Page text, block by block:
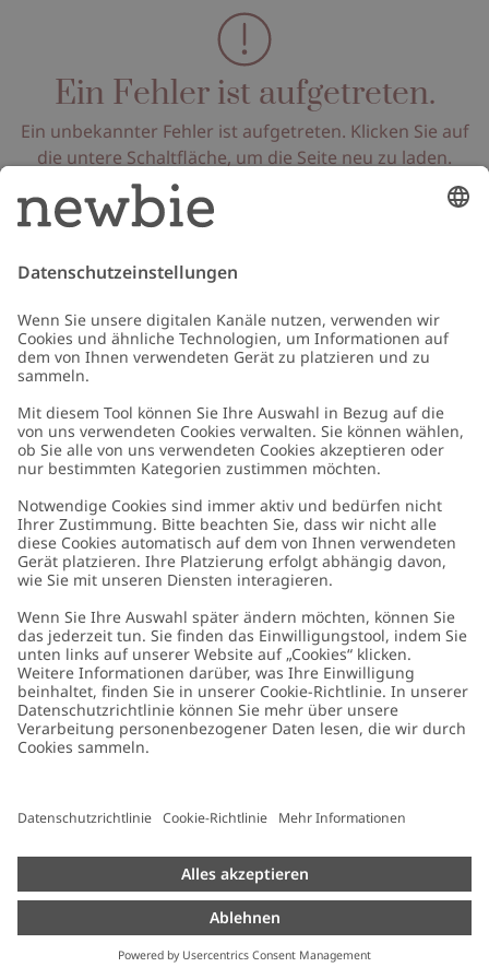
Ein Fehler ist aufgetreten.
Ein unbekannter Fehler ist aufgetreten. Klicken Sie auf
die untere Schaltfläche, um die Seite neu zu laden.
Seite neu laden